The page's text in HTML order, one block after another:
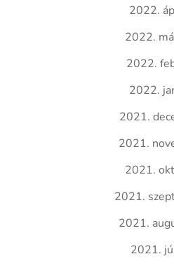
2022.
2022.
2022.
2022.
2021.
2021.
2021.
2021.
2021.
2021.